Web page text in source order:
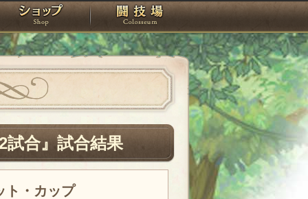
タジオ ショップ 闘技場
試合』試合結果
ト・カップ